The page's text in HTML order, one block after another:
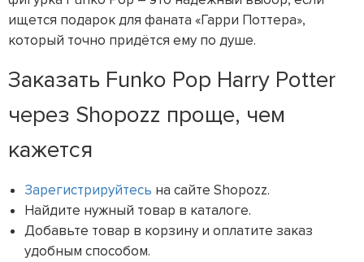
ищется подарок для фаната «Гарри Поттера»,
который точно придётся ему по душе.
Заказать Funko Pop Harry Potter
через Shopozz проще, чем
кажется
Зарегистрируйтесь на сайте Shopozz.
Найдите нужный товар в каталоге.
Добавьте товар в корзину и оплатите заказ
удобным способом.